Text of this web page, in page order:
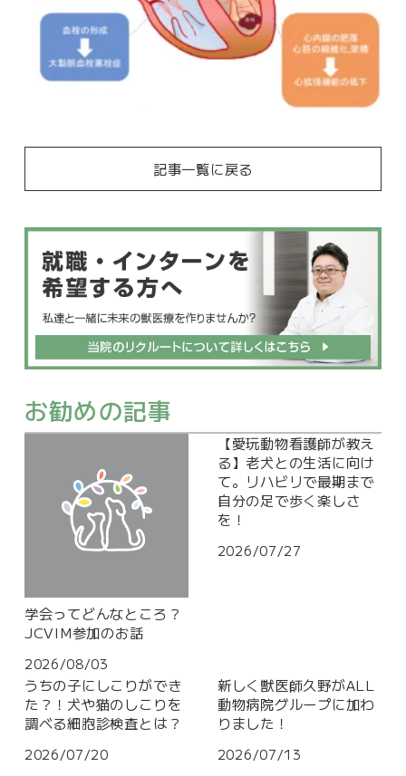
記事一覧に戻る
お勧めの記事
学会ってどんなところ？
JCVIM参加のお話
2026/08/03
【愛玩動物看護師が教え
る】老犬との生活に向け
て。リハビリで最期まで
自分の足で歩く楽しさ
を！
2026/07/27
うちの子にしこりができ
た？！犬や猫のしこりを
調べる細胞診検査とは？
2026/07/20
新しく獣医師久野がALL
動物病院グループに加わ
りました！
2026/07/13